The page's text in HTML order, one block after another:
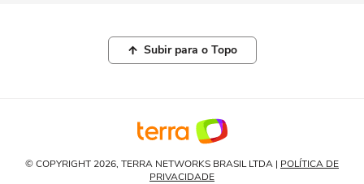
Subir para o Topo
© COPYRIGHT 2026, TERRA NETWORKS BRASIL LTDA | POLÍTICA DE
PRIVACIDADE